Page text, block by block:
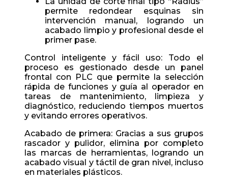
permite redondear esquinas sin
intervención manual, logrando un
acabado limpio y profesional desde el
primer pase.
Control inteligente y fácil uso: Todo el
proceso es gestionado desde un panel
frontal con PLC que permite la selección
rápida de funciones y guía al operador en
tareas de mantenimiento, limpieza y
diagnóstico, reduciendo tiempos muertos
y evitando errores operativos.
Acabado de primera: Gracias a sus grupos
rascador y pulidor, elimina por completo
las marcas de herramientas, logrando un
acabado visual y táctil de gran nivel, incluso
en materiales plásticos.